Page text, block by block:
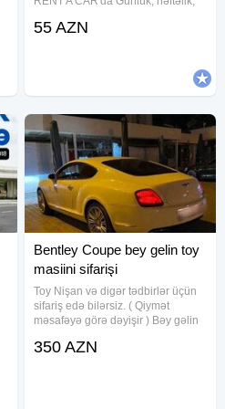
qiymətlərlə icarəsi.Toy və nişan
55 AZN
Bentley Coupe bey gelin toy
masiini sifarişi
Toy Nişan və digər tədbirlər üçün
sifariş edə bilərsiz. ( Qiymət
məsafəyə görə dəyişir ) Bəy gəlin
Körpələrin Doğum Evindən
350 AZN